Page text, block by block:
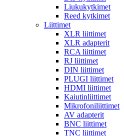
Liukukytkimet
Reed kytkimet
Liittimet
XLR liittimet
XLR adapterit
RCA liittimet
RJ liittimet
DIN liittimet
PLUGI liittimet
HDMI liittimet
Kaiutinliittimet
Mikrofoniliittimet
AV adapterit
BNC liittimet
TNC liittimet